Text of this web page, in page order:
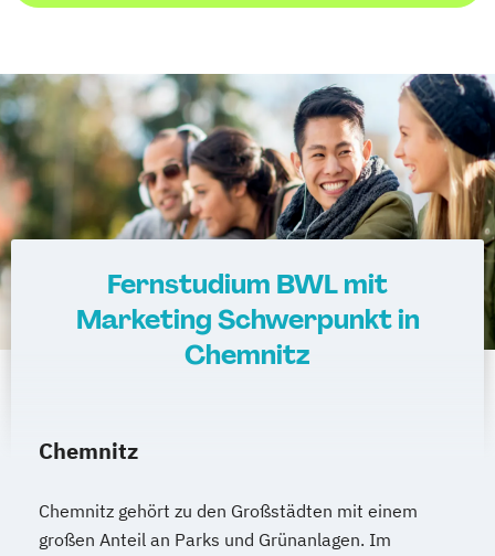
Fernstudium BWL mit
Marketing Schwerpunkt in
Chemnitz
Chemnitz
Chemnitz gehört zu den Großstädten mit einem
großen Anteil an Parks und Grünanlagen. Im